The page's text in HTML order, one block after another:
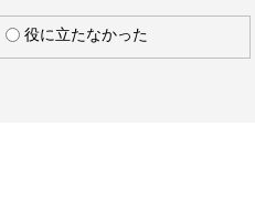
役に立たなかった